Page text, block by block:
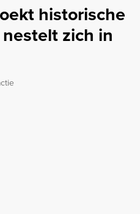
historische
zich in